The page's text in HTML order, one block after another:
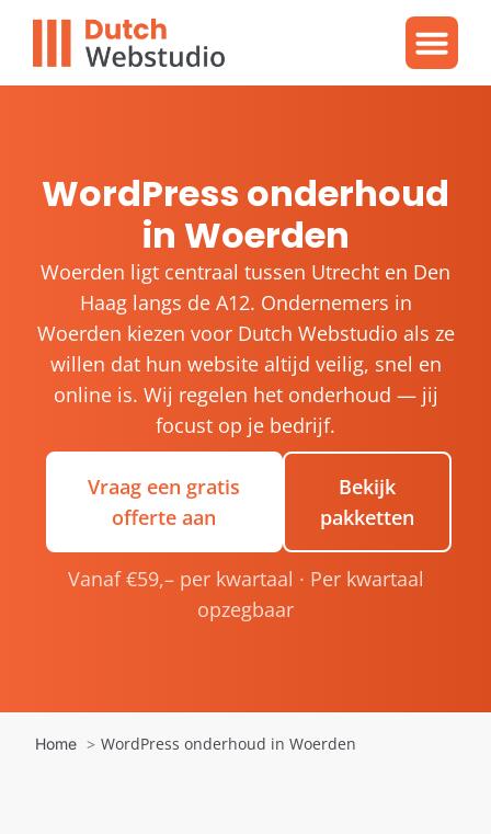
WordPress onderhoud
in Woerden
Woerden ligt centraal tussen Utrecht en Den
Haag langs de A12. Ondernemers in
Woerden kiezen voor Dutch Webstudio als ze
willen dat hun website altijd veilig, snel en
online is. Wij regelen het onderhoud — jij
focust op je bedrijf.
Vraag een gratis
offerte aan
Bekijk
pakketten
Vanaf €59,– per kwartaal · Per kwartaal
opzegbaar
Home WordPress onderhoud in Woerden